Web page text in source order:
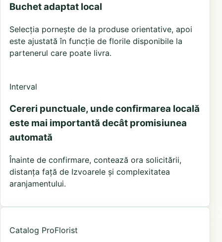
Buchet adaptat local
Selecția pornește de la produse orientative, apoi
este ajustată în funcție de florile disponibile la
partenerul care poate livra.
Interval
Cereri punctuale, unde confirmarea locală
este mai importantă decât promisiunea
automată
Înainte de confirmare, contează ora solicitării,
distanța față de Izvoarele și complexitatea
aranjamentului.
Catalog ProFlorist